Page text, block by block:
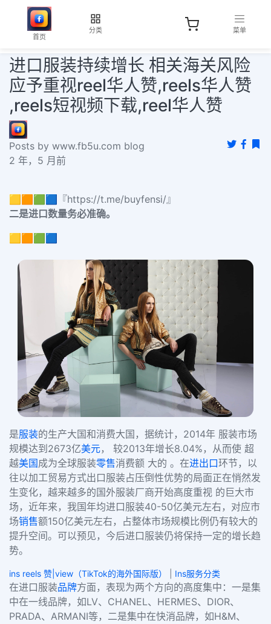
首页
分类 菜单
进口服装持续增长 相关海关风险
应予重视reel华人赞,reels华人赞
,reels短视频下载,reel华人赞
Posts by www.fb5u.com blog
2 年，5 月前
🟨🟧🟩🟦『https://t.me/buyfensi/』
二是进口数量务必准确。
🟨🟧🟩🟦
是服装的生产大国和消费大国，据统计，2014年 服装市场
规模达到2673亿美元， 较2013年增长8.04%，从而使 超
越美国成为全球服装零售消费额 大的 。在进出口环节，以
往以加工贸易方式出口服装占压倒性优势的局面正在悄然发
生变化，越来越多的国外服装厂商开始高度重视 的巨大市
场，近年来，我国年均进口服装40-50亿美元左右，对应市
场销售额150亿美元左右，占整体市场规模比例仍有较大的
提升空间。可以预见，今后进口服装仍将保持一定的增长趋
势。
ins reels 赞|view（TikTok的海外国际版） Ins服务分类
在进口服装品牌方面，表现为两个方向的高度集中：一是集
中在一线品牌，如LV、CHANEL、HERMES、DIOR、
PRADA、ARMANI等，二是集中在快消品牌，如H&M、